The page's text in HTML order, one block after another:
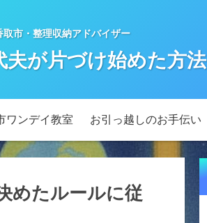
市・整理収納アドバイザー
が片づけ始めた方法
ワンデイ教室 お引っ越しのお手伝い
めたルールに従